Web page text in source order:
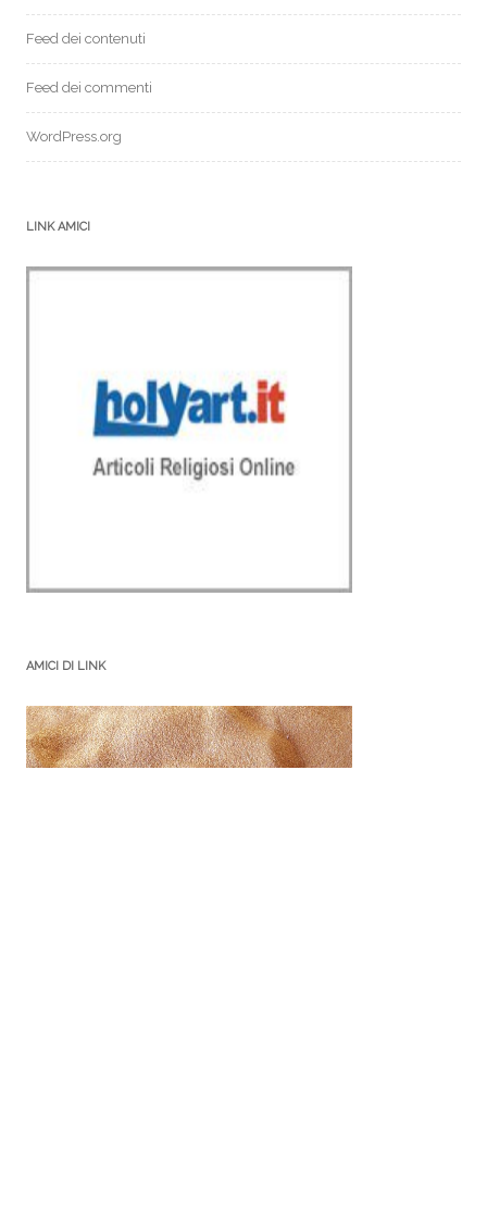
Feed dei contenuti
Feed dei commenti
WordPress.org
LINK AMICI
AMICI DI LINK